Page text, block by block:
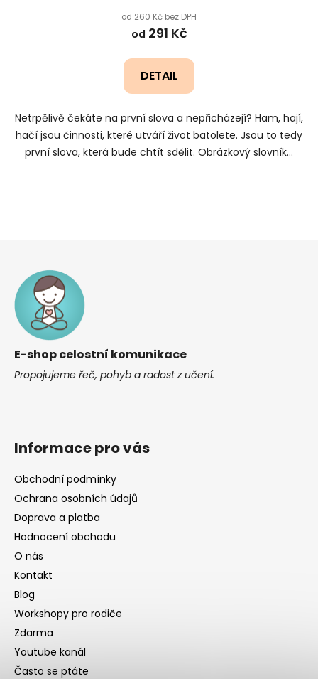
od 260 Kč bez DPH
od 291 Kč
DETAIL
Netrpělivě čekáte na první slova a nepřicházejí? Ham, hají,
hačí jsou činnosti, které utváří život batolete. Jsou to tedy
první slova, která bude chtít sdělit. Obrázkový slovník...
E-shop celostní komunikace
Propojujeme řeč, pohyb a radost z učení.
Informace pro vás
Obchodní podmínky
Ochrana osobních údajů
Doprava a platba
Hodnocení obchodu
O nás
Kontakt
Blog
Workshopy pro rodiče
Zdarma
Youtube kanál
Často se ptáte